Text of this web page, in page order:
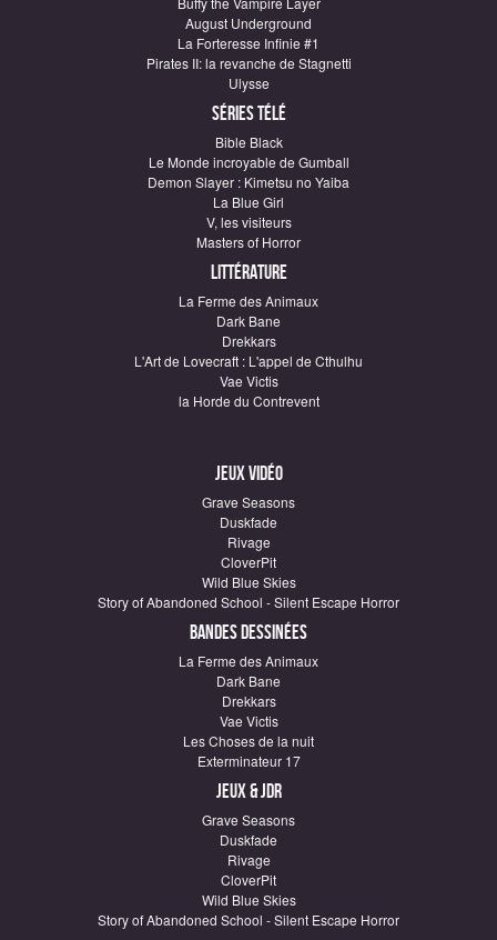
August Underground
La Forteresse Infinie #1
Pirates II: la revanche de Stagnetti
Ulysse
Séries télé
Bible Black
Le Monde incroyable de Gumball
Demon Slayer : Kimetsu no Yaiba
La Blue Girl
V, les visiteurs
Masters of Horror
Littérature
La Ferme des Animaux
Dark Bane
Drekkars
L'Art de Lovecraft : L'appel de Cthulhu
Vae Victis
la Horde du Contrevent
Jeux vidéo
Grave Seasons
Duskfade
Rivage
CloverPit
Wild Blue Skies
Story of Abandoned School - Silent Escape Horror
Bandes dessinées
La Ferme des Animaux
Dark Bane
Drekkars
Vae Victis
Les Choses de la nuit
Exterminateur 17
Jeux & JDR
Grave Seasons
Duskfade
Rivage
CloverPit
Wild Blue Skies
Story of Abandoned School - Silent Escape Horror